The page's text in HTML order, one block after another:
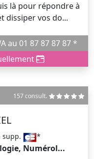
là pour répondre à
dissiper vos do...
Prendre RDV avec MEGA NOVA au 01 87 87 87 87 *
157 consult.
supp. *
Numérol...